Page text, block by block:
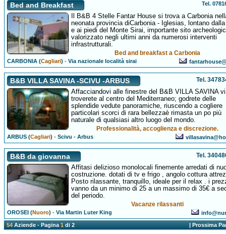
Bed and Breakfast Tel.
Il B&B 4 Stelle Fantar House si trova a Carbonia
neonata provincia diCarbonia - Iglesias, lontano
e ai piedi del Monte Sirai, importante sito
valorizzato negli ultimi anni da numerosi interventi
infrastrutturali.
Bed and breakfast a Carbonia
CARBONIA (Cagliari) -Via nazionale località sirai
B&B VILLA SAVINA -SCIVU -ARBUS Tel.
Affacciandovi alle finestre del B&B VILLA SAVINA vi
troverete al centro del Mediterraneo; godrete delle
splendide vedute panoramiche, riuscendo a cogliere
particolari scorci di rara bellezzaè rimasta un po più
naturale di qualsiasi altro luogo del mondo.
Professionalità, accoglienza e discrezione.
ARBUS (Cagliari) -Scivu - Arbus
B&B da giovanna Tel.
Affitasi delizioso monolocali finemente arredati di
costruzione. dotati di tv e frigo , angolo cottura
Posto rilassante, tranquillo, ideale per il relax . i
vanno da un minimo di 25 a un massimo di 35€ a
del periodo.
Vacanze rilassanti
OROSEI (Nuoro) -Via Martin Luter King
54Aziende - Pagina1di 2 |Prossima